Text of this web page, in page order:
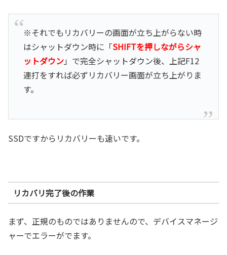
※それでもリカバリーの画面が立ち上がらない時
はシャットダウン時に「SHIFTを押しながらシャ
ットダウン」で完全シャットダウン後、上記F12
連打をすれば必ずリカバリー画面が立ち上がりま
す。
SSDですからリカバリーも速いです。
リカバリ完了後の作業
まず、正規のものではありませんので、デバイスマネージ
ャーでエラーがでます。